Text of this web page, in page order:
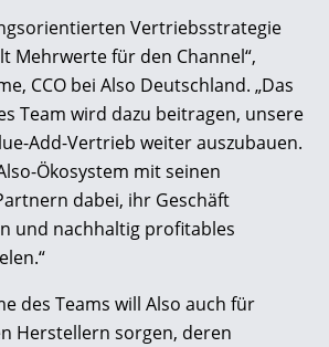
Vertriebsstrategie
Mehrwerte für den Channel“,
CCO bei Also Deutschland. „Das
Team wird dazu beitragen, unsere
Add-Vertrieb weiter auszubauen.
Ökosystem mit seinen
dabei, ihr Geschäft
und nachhaltig profitables
des Teams will Also auch für
Herstellern sorgen, deren